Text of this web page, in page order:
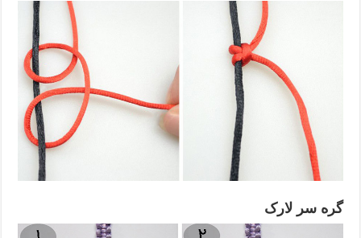
گره سر لارک